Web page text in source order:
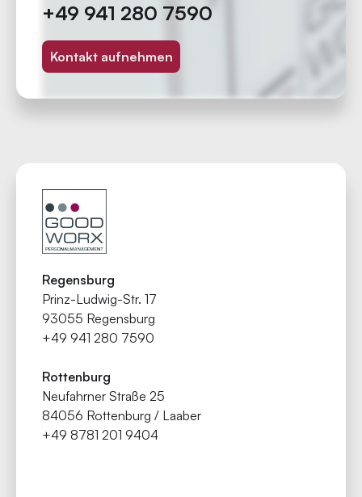
+49 941 280 7590
Kontakt aufnehmen
Regensburg
Prinz-Ludwig-Str. 17
93055 Regensburg
+49 941 280 7590
Rottenburg
Neufahrner Straße 25
84056 Rottenburg / Laaber
+49 8781 201 9404